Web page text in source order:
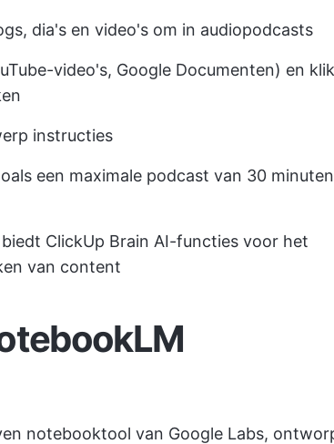
dia's en video's om in audiopodcasts
video's, Google Documenten) en
instructies
een maximale podcast van 30
ClickUp Brain AI-functies voor het
van content
notebooktool van Google Labs,